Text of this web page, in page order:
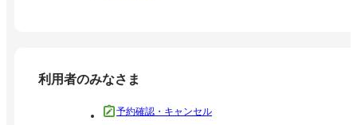
利用者のみなさま
予約確認・キャンセル